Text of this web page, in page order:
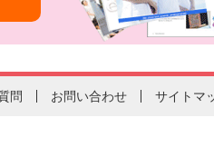
問 お問い合わせ サイトマ